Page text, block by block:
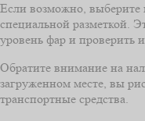
Если возможно, выберите
специальной разметкой.
уровень фар и проверить
Обратите внимание на
загруженном месте, вы
транспортные средства.